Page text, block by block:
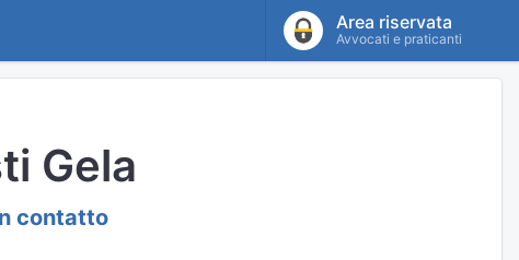
Area riservata
Avvocati e praticanti
Gela
contatto